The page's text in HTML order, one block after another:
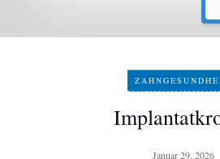
Januar 29, 2026